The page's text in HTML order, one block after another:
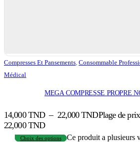
Compresses Et Pansements, Consommable
Médical
MEGA COMPRESSE PROPRE
14,000TND – 22,000TNDPlage de
22,000 TND
Choix des options
Ce produit a plusieurs